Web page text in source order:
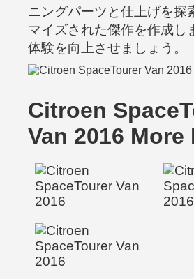
ニングパーツと仕上げを探
マイズされた傑作を作成し
体験を向上させましょう。
Citroen
Van 2016 More